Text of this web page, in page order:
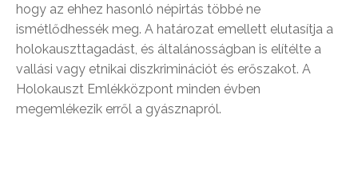
hogy az ehhez hasonló népirtás többé ne
ismétlődhessék meg. A határozat emellett elutasítja a
holokauszttagadást, és általánosságban is elítélte a
vallási vagy etnikai diszkriminációt és erőszakot. A
Holokauszt Emlékközpont minden évben
megemlékezik erről a gyásznapról.